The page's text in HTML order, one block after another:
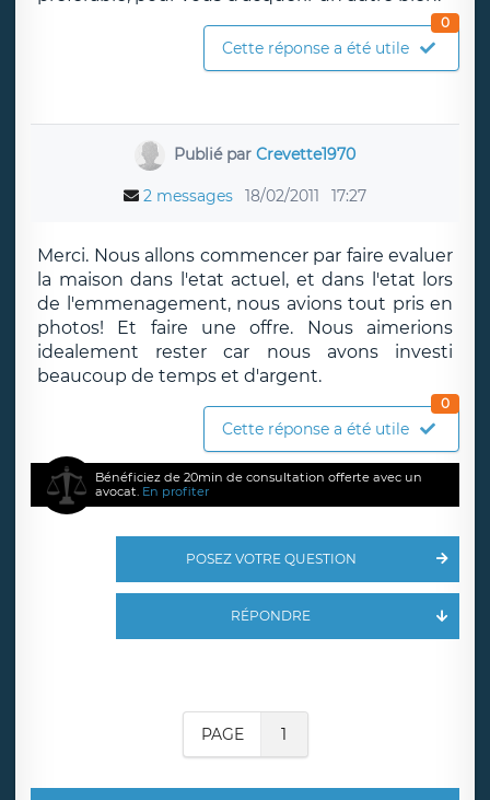
Cette réponse a été utile
0
Publié par Crevette1970
2 messages 18/02/2011 17:27
Merci. Nous allons commencer par faire evaluer
la maison dans l'etat actuel, et dans l'etat lors
de l'emmenagement, nous avions tout pris en
photos! Et faire une offre. Nous aimerions
idealement rester car nous avons investi
beaucoup de temps et d'argent.
Cette réponse a été utile
0
Bénéficiez de 20min de consultation offerte avec un
avocat. En profiter
POSEZ VOTRE QUESTION
RÉPONDRE
PAGE 1